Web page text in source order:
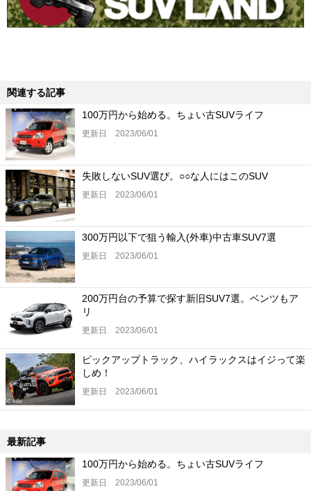
関連する記事
100万円から始める。ちょい古SUVライフ
更新日 2023/06/01
失敗しないSUV選び。○○な人にはこのSUV
更新日 2023/06/01
300万円以下で狙う輸入(外車)中古車SUV7選
更新日 2023/06/01
200万円台の予算で探す新旧SUV7選。ベンツもア
リ
更新日 2023/06/01
ピックアップトラック、ハイラックスはイジって楽
しめ！
更新日 2023/06/01
最新記事
100万円から始める。ちょい古SUVライフ
更新日 2023/06/01